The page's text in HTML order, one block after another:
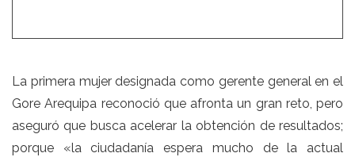
La primera mujer designada como gerente general en el
Gore Arequipa reconoció que afronta un gran reto, pero
aseguró que busca acelerar la obtención de resultados;
porque «la ciudadanía espera mucho de la actual